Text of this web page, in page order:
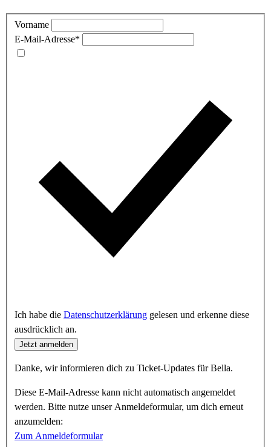
Vorname
E-Mail-Adresse*
Ich habe die Datenschutzerklärung gelesen und erkenne diese
ausdrücklich an.
Jetzt anmelden
Danke, wir informieren dich zu Ticket-Updates für Bella.
Diese E-Mail-Adresse kann nicht automatisch angemeldet
werden. Bitte nutze unser Anmeldeformular, um dich erneut
anzumelden:
Zum Anmeldeformular